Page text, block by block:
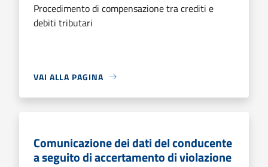
Procedimento di compensazione tra crediti e
debiti tributari
VAI ALLA PAGINA
Comunicazione dei dati del conducente
a seguito di accertamento di violazione